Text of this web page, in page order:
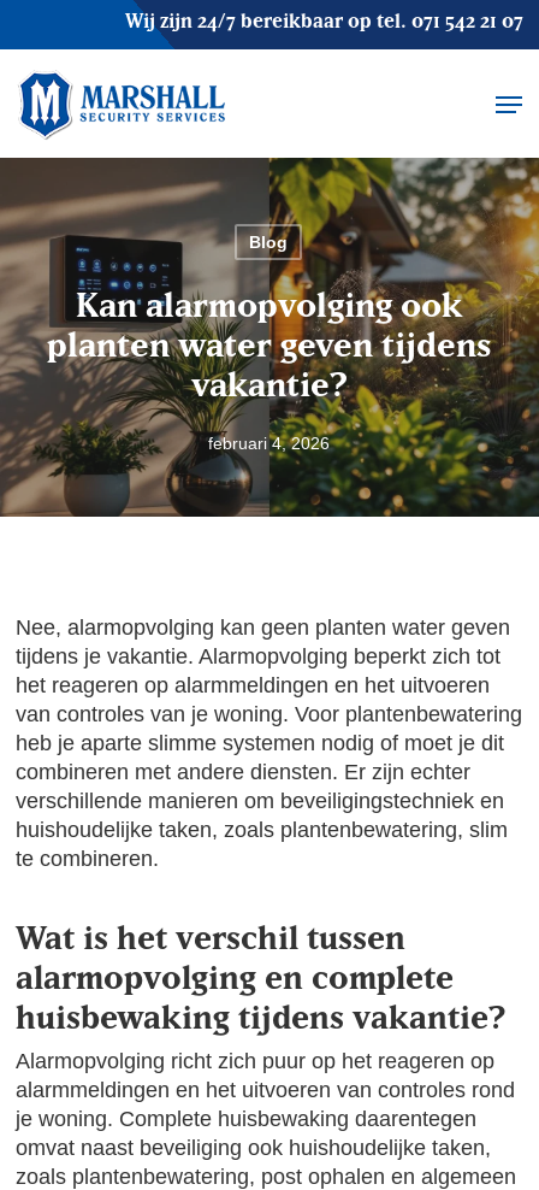
main
content
Wij zijn 24/7 bereikbaar op tel. 071 542 21 07
Blog
Kan alarmopvolging ook
planten water geven tijdens
vakantie?
februari 4, 2026
Nee, alarmopvolging kan geen planten water geven
tijdens je vakantie. Alarmopvolging beperkt zich tot
het reageren op alarmmeldingen en het uitvoeren
van controles van je woning. Voor plantenbewatering
heb je aparte slimme systemen nodig of moet je dit
combineren met andere diensten. Er zijn echter
verschillende manieren om beveiligingstechniek en
huishoudelijke taken, zoals plantenbewatering, slim
te combineren.
Wat is het verschil tussen
alarmopvolging en complete
huisbewaking tijdens vakantie?
Alarmopvolging richt zich puur op het reageren op
alarmmeldingen en het uitvoeren van controles rond
je woning. Complete huisbewaking daarentegen
omvat naast beveiliging ook huishoudelijke taken,
zoals plantenbewatering, post ophalen en algemeen